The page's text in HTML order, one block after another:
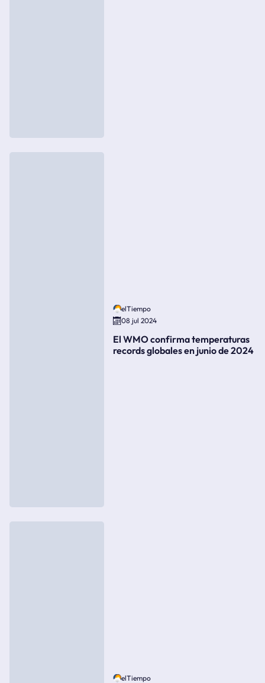
elTiempo
08 jul 2024
El WMO confirma temperaturas
records globales en junio de 2024
elTiempo